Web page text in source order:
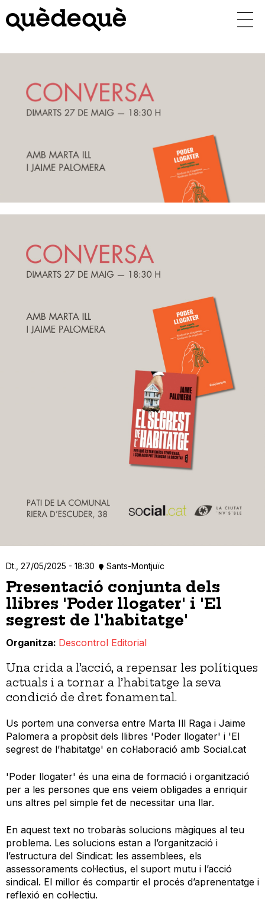
contingut
Dt., 27/05/2025 - 18:30 Sants-Montjuïc
Presentació conjunta dels
llibres 'Poder llogater' i 'El
segrest de l'habitatge'
Organitza Descontrol Editorial
Una crida a l’acció, a repensar les polítiques
actuals i a tornar a l’habitatge la seva
condició de dret fonamental.
Us portem una conversa entre Marta Ill Raga i Jaime
Palomera a propòsit dels llibres 'Poder llogater' i 'El
segrest de l’habitatge' en col·laboració amb Social.cat
'Poder llogater' és una eina de formació i organització
per a les persones que ens veiem obligades a enriquir
uns altres pel simple fet de necessitar una llar.
En aquest text no trobaràs solucions màgiques al teu
problema. Les solucions estan a l’organització i
l’estructura del Sindicat: les assemblees, els
assessoraments col·lectius, el suport mutu i l’acció
sindical. El millor és compartir el procés d’aprenentatge i
reflexió en col·lectiu.